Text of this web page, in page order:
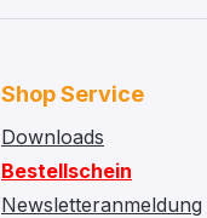
Shop Service
Downloads
Bestellschein
Newsletteranmeldung